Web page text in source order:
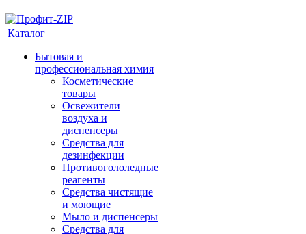
Каталог
Бытовая и
профессиональная химия
Косметические
товары
Освежители
воздуха и
диспенсеры
Средства для
дезинфекции
Противогололедные
реагенты
Средства чистящие
и моющие
Мыло и диспенсеры
Средства для